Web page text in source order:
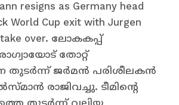
resigns as Germany head
World Cup exit with Jurgen
take over. ലോകകപ്പ്
തോറ്റ്
തുടർന്ന് ജർമൻ പരിശീലകൻ
രാജിവച്ചു. ടീമിന്റെ